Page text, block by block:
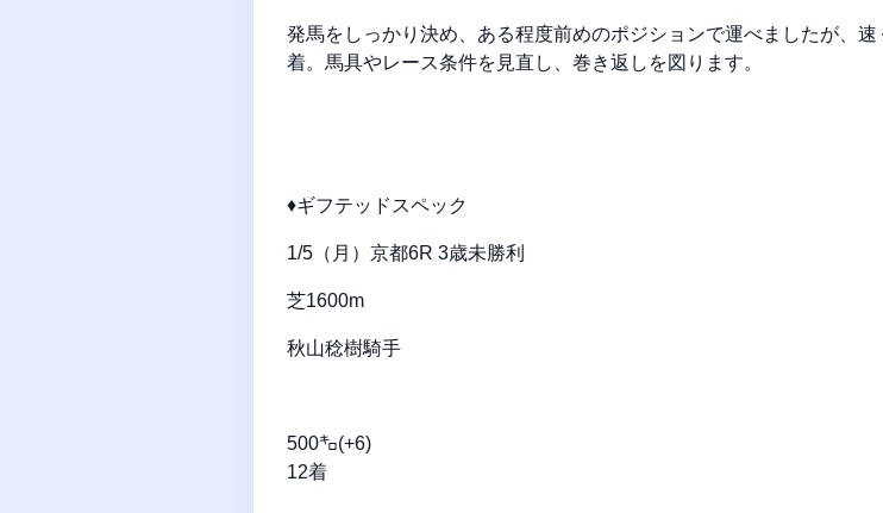
発馬をしっかり決め、ある程度前めのポジションで運べましたが、
着。馬具やレース条件を見直し、巻き返しを図ります。
♦ギフテッドスペック
1/5（月）京都6R 3歳未勝利
芝1600m
秋山稔樹騎手
500㌔(+6)
12着